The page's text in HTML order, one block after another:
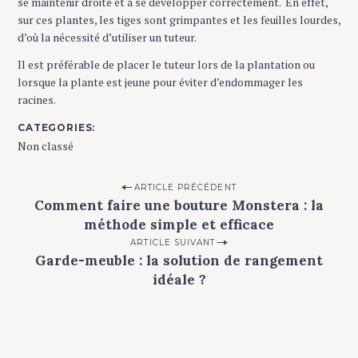
sur ces plantes, les tiges sont grimpantes et les feuilles lourdes,
d’où la nécessité d’utiliser un tuteur.
Il est préférable de placer le tuteur lors de la plantation ou
lorsque la plante est jeune pour éviter d’endommager les
racines.
CATEGORIES
Non classé
ARTICLE PRÉCÉDENT
Comment faire une bouture Monstera : la
méthode simple et efficace
ARTICLE SUIVANT
Garde-meuble : la solution de rangement
idéale ?